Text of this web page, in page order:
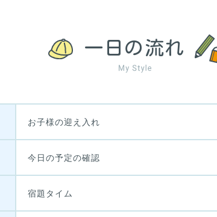
一日の流れ
お子様の迎え入れ
今日の予定の確認
宿題タイム